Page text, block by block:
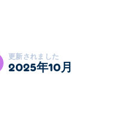
横スクロール レーシング
速のモトクロス レーサーに
更新されました
2025年10月